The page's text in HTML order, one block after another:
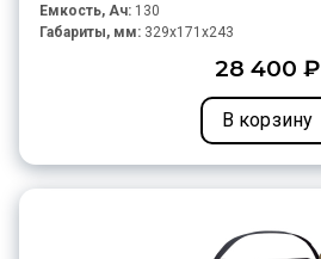
Емкость, Ач: 130
Габариты, мм: 329x171x243
28 400 ₽
В корзину